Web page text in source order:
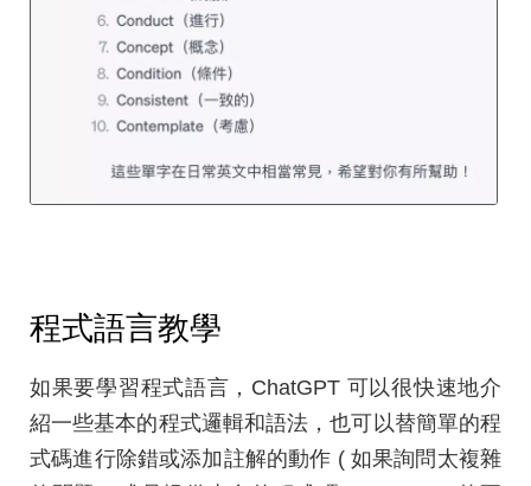
程式語言教學
如果要學習程式語言，ChatGPT 可以很快速地介
紹一些基本的程式邏輯和語法，也可以替簡單的程
式碼進行除錯或添加註解的動作 ( 如果詢問太複雜